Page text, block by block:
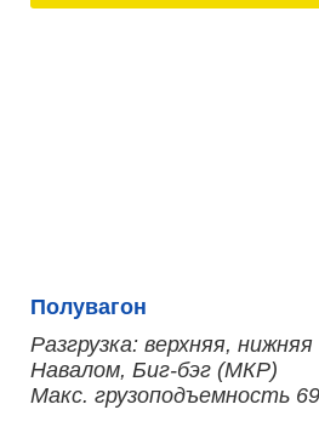
Полувагон
Разгрузка: верхняя, нижняя
Навалом, Биг-бэг (МКР)
Макс. грузоподъемность